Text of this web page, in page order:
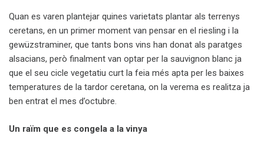
Quan es varen plantejar quines varietats plantar als terrenys
ceretans, en un primer moment van pensar en el riesling i la
gewüzstraminer, que tants bons vins han donat als paratges
alsacians, però finalment van optar per la sauvignon blanc ja
que el seu cicle vegetatiu curt la feia més apta per les baixes
temperatures de la tardor ceretana, on la verema es realitza ja
ben entrat el mes d’octubre.
Un raïm que es congela a la vinya